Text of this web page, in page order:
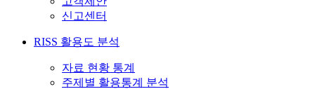
신고센터
RISS 활용도 분석
자료 현황 통계
주제별 활용통계 분석